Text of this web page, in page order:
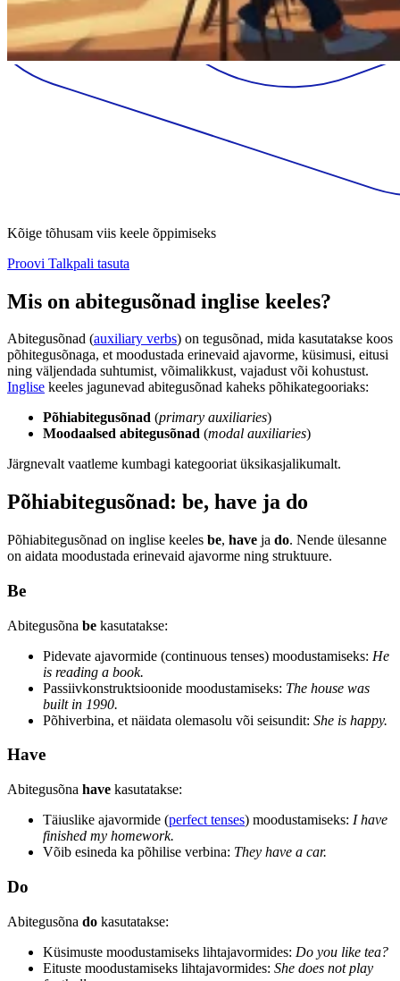
Kõige tõhusam viis keele õppimiseks
Proovi Talkpali tasuta
Mis on abitegusõnad inglise keeles?
Abitegusõnad (auxiliary verbs) on tegusõnad, mida kasutatakse koos
põhitegusõnaga, et moodustada erinevaid ajavorme, küsimusi, eitusi
ning väljendada suhtumist, võimalikkust, vajadust või kohustust.
Inglise keeles jagunevad abitegusõnad kaheks põhikategooriaks:
Põhiabitegusõnad (primary auxiliaries)
Moodaalsed abitegusõnad (modal auxiliaries)
Järgnevalt vaatleme kumbagi kategooriat üksikasjalikumalt.
Põhiabitegusõnad: be, have ja do
Põhiabitegusõnad on inglise keeles be, have ja do. Nende ülesanne
on aidata moodustada erinevaid ajavorme ning struktuure.
Be
Abitegusõna be kasutatakse:
Pidevate ajavormide (continuous tenses) moodustamiseks: He
is reading a book.
Passiivkonstruktsioonide moodustamiseks: The house was
built in 1990.
Põhiverbina, et näidata olemasolu või seisundit: She is happy.
Have
Abitegusõna have kasutatakse:
Täiuslike ajavormide (perfect tenses) moodustamiseks: I have
finished my homework.
Võib esineda ka põhilise verbina: They have a car.
Do
Abitegusõna do kasutatakse:
Küsimuste moodustamiseks lihtajavormides: Do you like tea?
Eituste moodustamiseks lihtajavormides: She does not play